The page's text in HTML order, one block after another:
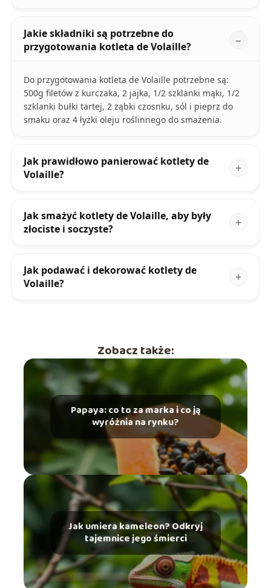
Jakie składniki są potrzebne do
przygotowania kotleta de Volaille?
Do przygotowania kotleta de Volaille potrzebne są:
500g filetów z kurczaka, 2 jajka, 1/2 szklanki mąki, 1/2
szklanki bułki tartej, 2 ząbki czosnku, sól i pieprz do
smaku oraz 4 łyżki oleju roślinnego do smażenia.
Jak prawidłowo panierować kotlety de
Volaille?
Jak smażyć kotlety de Volaille, aby były
złociste i soczyste?
Jak podawać i dekorować kotlety de
Volaille?
Zobacz także:
Papaya: co to za marka i co ją
wyróżnia na rynku?
Jak umiera kameleon? Odkryj
tajemnice jego śmierci